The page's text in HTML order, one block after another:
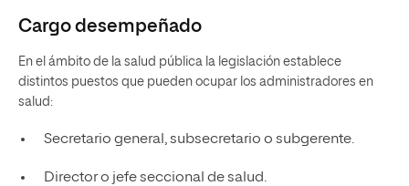
Cargo desempeñado
En el ámbito de la salud pública la legislación establece
distintos puestos que pueden ocupar los administradores en
salud:
Secretario general, subsecretario o subgerente.
Director o jefe seccional de salud.